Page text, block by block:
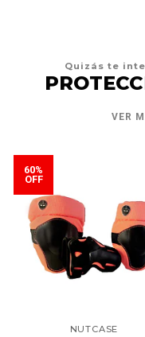
Quizás te
VER
60%
OFF
NUTCASE